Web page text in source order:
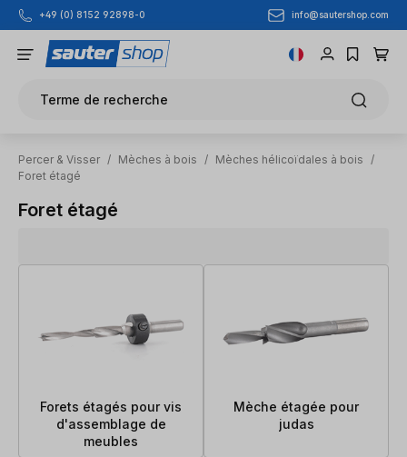
Passer au contenu principal
+49 (0) 8152 92898-0 info@sautershop.com
Terme de recherche
Percer & Visser / Mèches à bois / Mèches hélicoïdales à bois
/
Foret étagé
Foret étagé
Forets étagés pour vis
d'assemblage de
meubles
Mèche étagée pour
judas